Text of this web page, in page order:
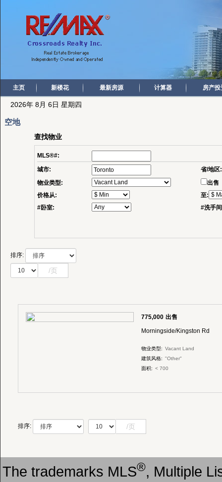
主页 新楼花 最新房源 计算器 房产投
2026年 8月 6日 星期四
空地
查找物业
MLS®#:
城市:
省/地区:
物业类型:
出售
价格从:
至:
#卧室:
#洗手
排序:
/页
775,000 出售
Morningside/Kingston Rd
物业类型: Vacant Land
建筑风格: "Other"
面积: < 700
排序: /页
The trademarks MLS®, Multiple